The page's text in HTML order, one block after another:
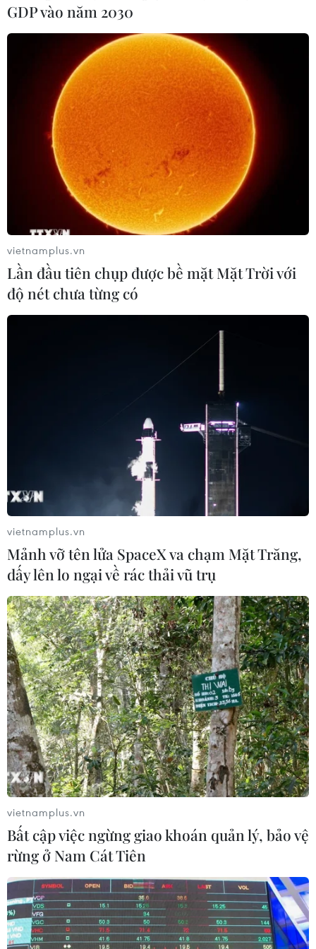
#Năng lượng hạt nhân #Tổng Giám đốc IAEA
#Thỏa thuận hạt nhân Iran
Theo dõi VietnamPlus
Iran cảnh báo Mỹ về nguy cơ đổ vỡ thỏa
thuận hạt nhân lịch sử
21/11/2016 23:33
Bộ Ngoại giao Iran cho rằng chính quyền sắp tới của
Mỹ sẽ khó có thể phá vỡ thỏa thuận hạt nhân lịch sử
giữa Iran với Nhóm P5+1, nhưng vẫn khẳng định Iran sẽ
chuẩn bị các kế hoạch dự phòng.
GDP vào năm 2030
vietnamplus.vn
Lần đầu tiên chụp được bề mặt Mặt Trời với
độ nét chưa từng có
vietnamplus.vn
Mảnh vỡ tên lửa SpaceX va chạm Mặt Trăng,
dấy lên lo ngại về rác thải vũ trụ
vietnamplus.vn
Bất cập việc ngừng giao khoán quản lý, bảo vệ
rừng ở Nam Cát Tiên